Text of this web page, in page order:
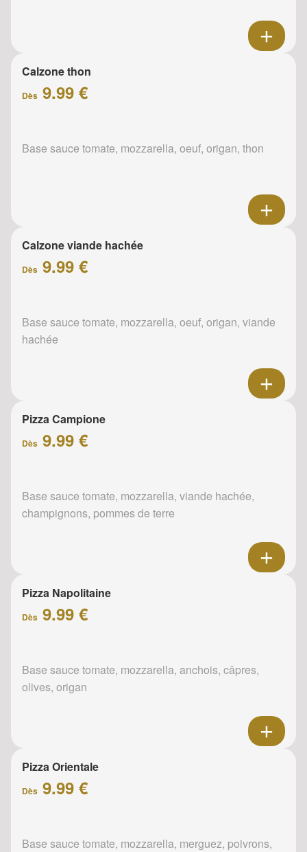
Calzone thon
Dès 9.99 €
Base sauce tomate, mozzarella, oeuf, origan, thon
Calzone viande hachée
Dès 9.99 €
Base sauce tomate, mozzarella, oeuf, origan, viande
hachée
Pizza Campione
Dès 9.99 €
Base sauce tomate, mozzarella, viande hachée,
champignons, pommes de terre
Pizza Napolitaine
Dès 9.99 €
Base sauce tomate, mozzarella, anchois, câpres,
olives, origan
Pizza Orientale
Dès 9.99 €
Base sauce tomate, mozzarella, merguez, poivrons,